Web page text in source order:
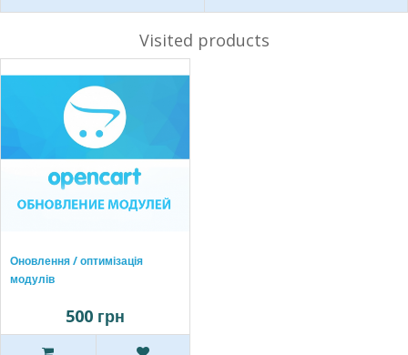
Visited products
Оновлення / оптимізація
модулів
500 грн